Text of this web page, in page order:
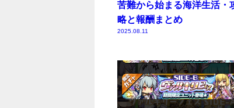
苦難から始まる海洋生活・
略と報酬まとめ
2025.08.11